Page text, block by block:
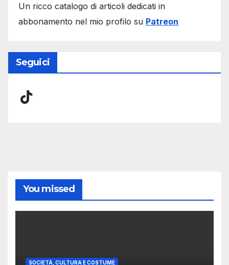
Un ricco catalogo di articoli dedicati in
abbonamento nel mio profilo su Patreon
Seguici
TikTok
You missed
SOCIETÀ, CULTURA E COSTUME